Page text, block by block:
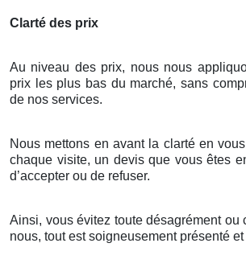
Clarté des prix
Au niveau des prix, nous nous
prix les plus bas du marché, sans
de nos services.
Nous mettons en avant la clarté en
chaque visite, un devis que vous êtes
d’accepter ou de refuser.
Ainsi, vous évitez toute désagrément ou
nous, tout est soigneusement présenté